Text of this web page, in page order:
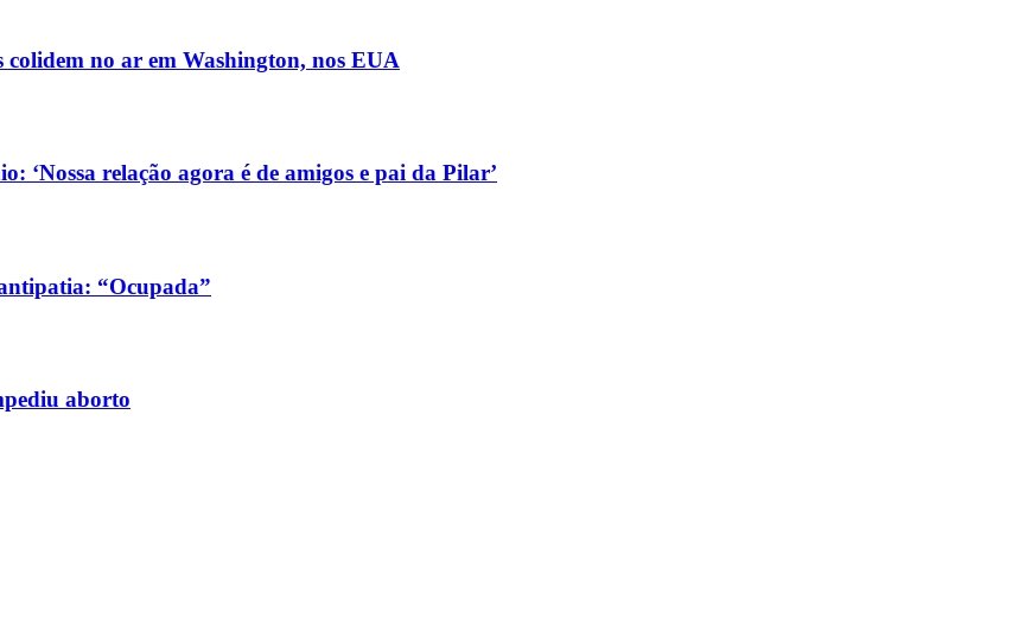
colidem no ar em Washington, nos EUA
‘Nossa relação agora é de amigos e pai da Pilar’
“Ocupada”
aborto